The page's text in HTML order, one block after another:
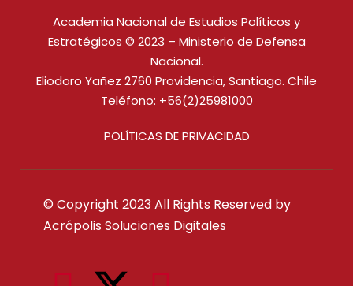
Academia Nacional de Estudios Políticos y
Estratégicos © 2023 – Ministerio de Defensa
Nacional.
Eliodoro Yañez 2760 Providencia, Santiago. Chile
Teléfono: +56(2)25981000
POLÍTICAS DE PRIVACIDAD
© Copyright 2023 All Rights Reserved by
Acrópolis Soluciones Digitales